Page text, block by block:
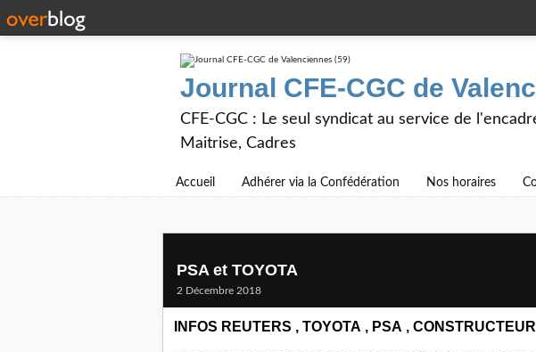
Journal CFE-CGC de
CFE-CGC : Le seul syndicat au service de
Maitrise, Cadres
Accueil Adhérer via la Confédération Nos horaires
PSA et TOYOTA
2 Décembre 2018
INFOS REUTERS , TOYOTA , PSA , CONST